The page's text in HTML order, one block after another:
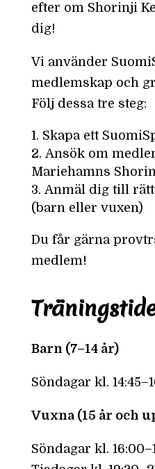
efter om Shorinji
dig!
Vi använder
medlemskap och
Följ dessa tre steg:
Skapa ett
Ansök om
Mariehamns
Anmäl dig till
(barn eller vuxen)
Du får gärna
medlem!
Barn (7–14 år)
Söndagar kl.
Vuxna (15 år och
Söndagar kl.